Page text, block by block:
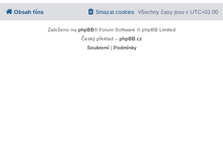
Obsah fóra Všechny časy jsou v UTC+01:00
Smazat cookies
Založeno na phpBB® Forum Software © phpBB Limited
Český překlad – phpBB.cz
Soukromí| Podmínky